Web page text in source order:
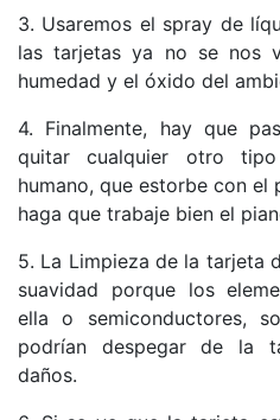
3. Usaremos el spray de
las tarjetas ya no se nos
humedad y el óxido del
4. Finalmente, hay que
quitar cualquier otro
humano, que estorbe con el
haga que trabaje bien el
5. La Limpieza de la tarjeta
suavidad porque los
ella o semiconductores,
podrían despegar de la
daños.